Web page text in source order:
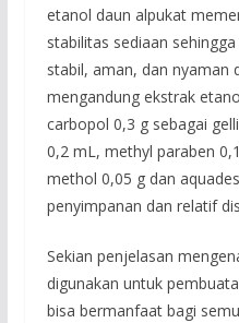
etanol daun alpukat
stabilitas sediaan
stabil, aman, dan nyaman
mengandung ekstrak
carbopol 0,3 g sebagai
0,2 mL, methyl paraben
methol 0,05 g dan
penyimpanan dan relatif
Sekian penjelasan
digunakan untuk
bisa bermanfaat bagi